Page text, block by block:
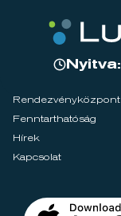
Nyitva:
Rendezvényközpont
Fenntarthatóság
Hírek
Kapcsolat